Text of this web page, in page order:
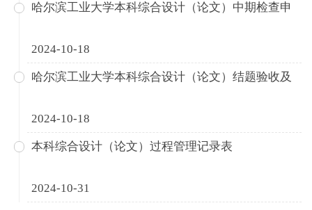
哈尔滨工业大学本科综合设计（论文）中期检查申
2024-10-18
哈尔滨工业大学本科综合设计（论文）结题验收及
2024-10-18
本科综合设计（论文）过程管理记录表
2024-10-31